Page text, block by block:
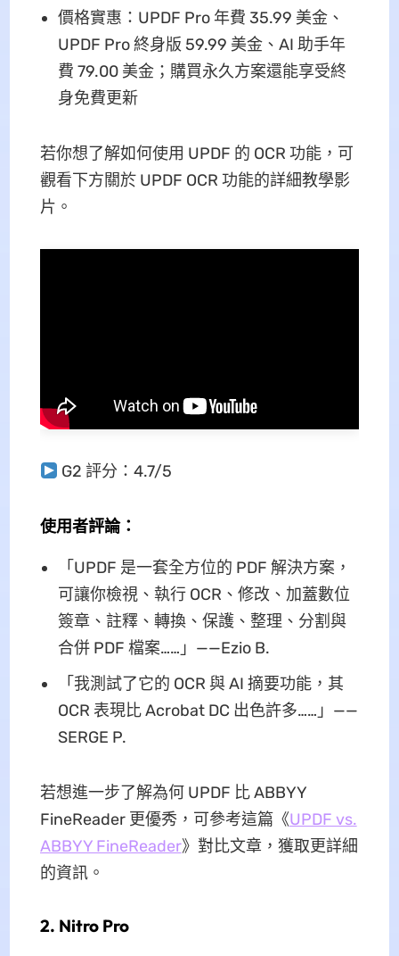
價格實惠：UPDF Pro 年費 35.99 美金、
UPDF Pro 終身版 59.99 美金、AI 助手年
費 79.00 美金；購買永久方案還能享受終
身免費更新
若你想了解如何使用 UPDF 的 OCR 功能，可
觀看下方關於 UPDF OCR 功能的詳細教學影
片。
G2 評分：4.7/5
使用者評論：
「UPDF 是一套全方位的 PDF 解決方案，
可讓你檢視、執行 OCR、修改、加蓋數位
簽章、註釋、轉換、保護、整理、分割與
合併 PDF 檔案……」——Ezio B.
「我測試了它的 OCR 與 AI 摘要功能，其
OCR 表現比 Acrobat DC 出色許多……」——
SERGE P.
若想進一步了解為何 UPDF 比 ABBYY
FineReader 更優秀，可參考這篇《UPDF vs.
ABBYY FineReader》對比文章，獲取更詳細
的資訊。
2. Nitro Pro